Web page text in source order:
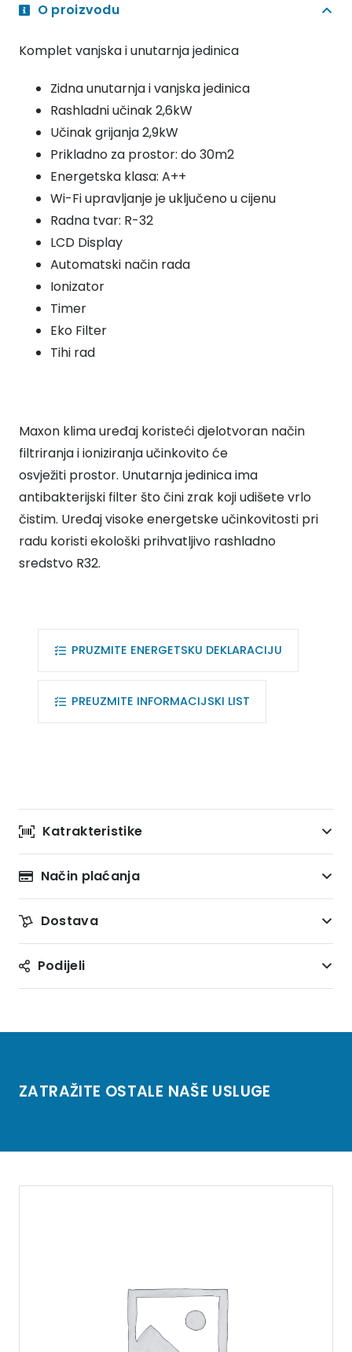
WI
FI
O proizvodu
Komplet vanjska i unutarnja jedinica
Zidna unutarnja i vanjska jedinica
Rashladni učinak 2,6kW
Učinak grijanja 2,9kW
Prikladno za prostor: do 30m2
Energetska klasa: A++
Wi-Fi upravljanje je uključeno u cijenu
Radna tvar: R-32
LCD Display
Automatski način rada
Ionizator
Timer
Eko Filter
Tihi rad
Maxon klima uređaj koristeći djelotvoran način
filtriranja i ioniziranja učinkovito će
osvježiti prostor. Unutarnja jedinica ima
antibakterijski filter što čini zrak koji udišete vrlo
čistim. Uređaj visoke energetske učinkovitosti pri
radu koristi ekološki prihvatljivo rashladno
sredstvo R32.
PRUZMITE ENERGETSKU DEKLARACIJU
PREUZMITE INFORMACIJSKI LIST
Katrakteristike
Način plaćanja
Dostava
Podijeli
ZATRAŽITE OSTALE NAŠE USLUGE